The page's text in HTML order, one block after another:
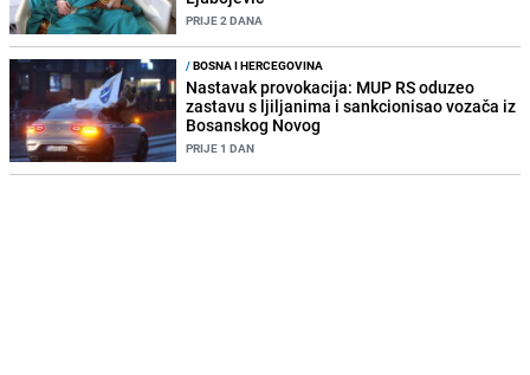
PRIJE 2 DANA
/BOSNA I HERCEGOVINA
Nastavak provokacija: MUP RS oduzeo
zastavu s ljiljanima i sankcionisao vozača iz
Bosanskog Novog
PRIJE 1 DAN